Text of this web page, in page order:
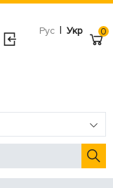
Рус | Укр 0